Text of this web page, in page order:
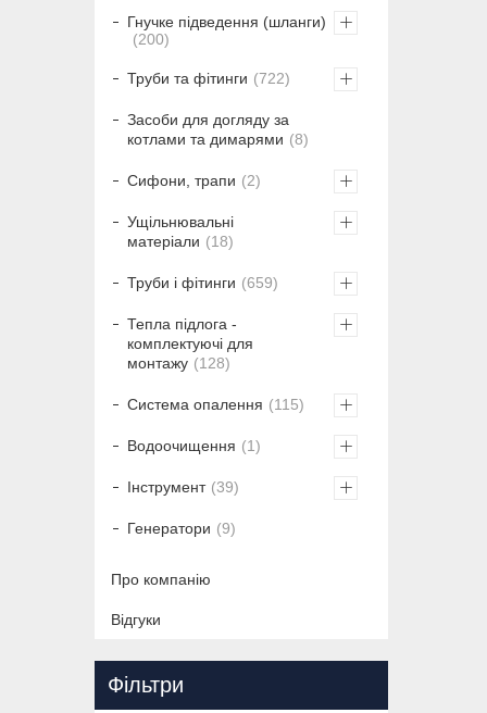
Гнучке підведення (шланги)
200
Труби та фітинги 722
Засоби для догляду за
котлами та димарями
8
Сифони, трапи 2
Ущільнювальні
матеріали
18
Труби і фітинги 659
Тепла підлога -
комплектуючі для
монтажу
128
Система опалення 115
Водоочищення 1
Інструмент 39
Генератори 9
Про компанію
Відгуки
Фільтри